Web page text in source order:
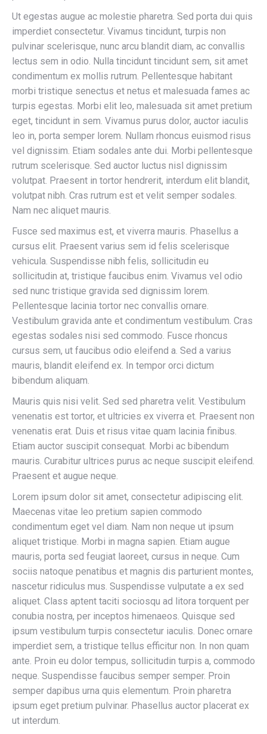
Ut egestas augue ac molestie pharetra. Sed porta dui quis
imperdiet consectetur. Vivamus tincidunt, turpis non
pulvinar scelerisque, nunc arcu blandit diam, ac convallis
lectus sem in odio. Nulla tincidunt tincidunt sem, sit amet
condimentum ex mollis rutrum. Pellentesque habitant
morbi tristique senectus et netus et malesuada fames ac
turpis egestas. Morbi elit leo, malesuada sit amet pretium
eget, tincidunt in sem. Vivamus purus dolor, auctor iaculis
leo in, porta semper lorem. Nullam rhoncus euismod risus
vel dignissim. Etiam sodales ante dui. Morbi pellentesque
rutrum scelerisque. Sed auctor luctus nisl dignissim
volutpat. Praesent in tortor hendrerit, interdum elit blandit,
volutpat nibh. Cras rutrum est et velit semper sodales.
Nam nec aliquet mauris.
Fusce sed maximus est, et viverra mauris. Phasellus a
cursus elit. Praesent varius sem id felis scelerisque
vehicula. Suspendisse nibh felis, sollicitudin eu
sollicitudin at, tristique faucibus enim. Vivamus vel odio
sed nunc tristique gravida sed dignissim lorem.
Pellentesque lacinia tortor nec convallis ornare.
Vestibulum gravida ante et condimentum vestibulum. Cras
egestas sodales nisi sed commodo. Fusce rhoncus
cursus sem, ut faucibus odio eleifend a. Sed a varius
mauris, blandit eleifend ex. In tempor orci dictum
bibendum aliquam.
Mauris quis nisi velit. Sed sed pharetra velit. Vestibulum
venenatis est tortor, et ultricies ex viverra et. Praesent non
venenatis erat. Duis et risus vitae quam lacinia finibus.
Etiam auctor suscipit consequat. Morbi ac bibendum
mauris. Curabitur ultrices purus ac neque suscipit eleifend.
Praesent et augue neque.
Lorem ipsum dolor sit amet, consectetur adipiscing elit.
Maecenas vitae leo pretium sapien commodo
condimentum eget vel diam. Nam non neque ut ipsum
aliquet tristique. Morbi in magna sapien. Etiam augue
mauris, porta sed feugiat laoreet, cursus in neque. Cum
sociis natoque penatibus et magnis dis parturient montes,
nascetur ridiculus mus. Suspendisse vulputate a ex sed
aliquet. Class aptent taciti sociosqu ad litora torquent per
conubia nostra, per inceptos himenaeos. Quisque sed
ipsum vestibulum turpis consectetur iaculis. Donec ornare
imperdiet sem, a tristique tellus efficitur non. In non quam
ante. Proin eu dolor tempus, sollicitudin turpis a, commodo
neque. Suspendisse faucibus semper semper. Proin
semper dapibus urna quis elementum. Proin pharetra
ipsum eget pretium pulvinar. Phasellus auctor placerat ex
ut interdum.